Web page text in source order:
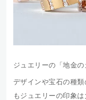
ジュエリーの「地金
デザインや宝石の種
もジュエリーの印象は